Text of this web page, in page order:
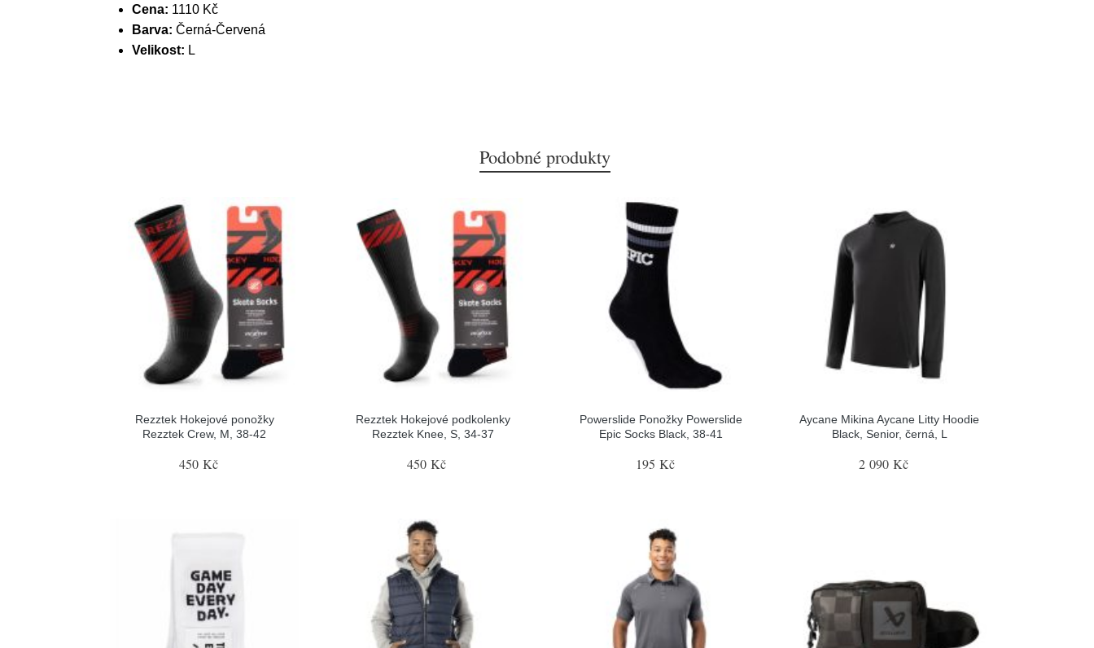
Cena: 1110 Kč
Barva: Černá-Červená
Velikost: L
Podobné produkty
Rezztek Hokejové ponožky
Rezztek Crew, M, 38-42
450 Kč
Rezztek Hokejové podkolenky
Rezztek Knee, S, 34-37
450 Kč
Powerslide Ponožky Powerslide
Epic Socks Black, 38-41
195 Kč
Aycane Mikina Aycane Litty Hoodie
Black, Senior, černá, L
2 090 Kč